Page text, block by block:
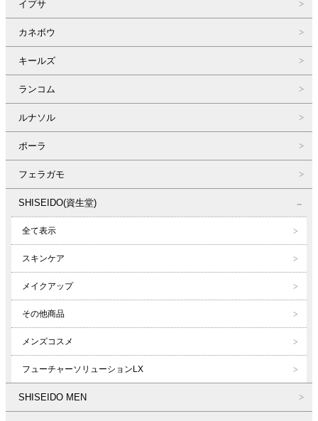
イプサ
カネボウ
キールズ
ランコム
ルナソル
ポーラ
フェラガモ
SHISEIDO(資生堂)
全て表示
スキンケア
メイクアップ
その他商品
メンズコスメ
フューチャーソリューションLX
SHISEIDO MEN